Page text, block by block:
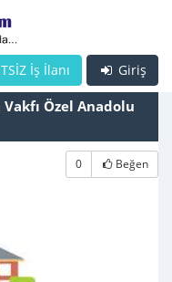
Giriş
İş İlanı
Özel Anadolu
0 Beğen